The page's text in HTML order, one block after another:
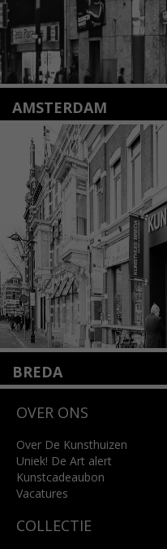
AMSTERDAM
Amstelveenseweg 135
1075 VX Amsterdam
+31 (0)20 2332546
info@kunsthuisamsterdam.nl
Lees meer
BREDA
4818 SB Breda
info@kunsthuisbreda.nl
Lees meer
OVER ONS
Over De Kunsthuizen
Uniek! De Art alert
Kunstcadeaubon
Vacatures
COLLECTIE